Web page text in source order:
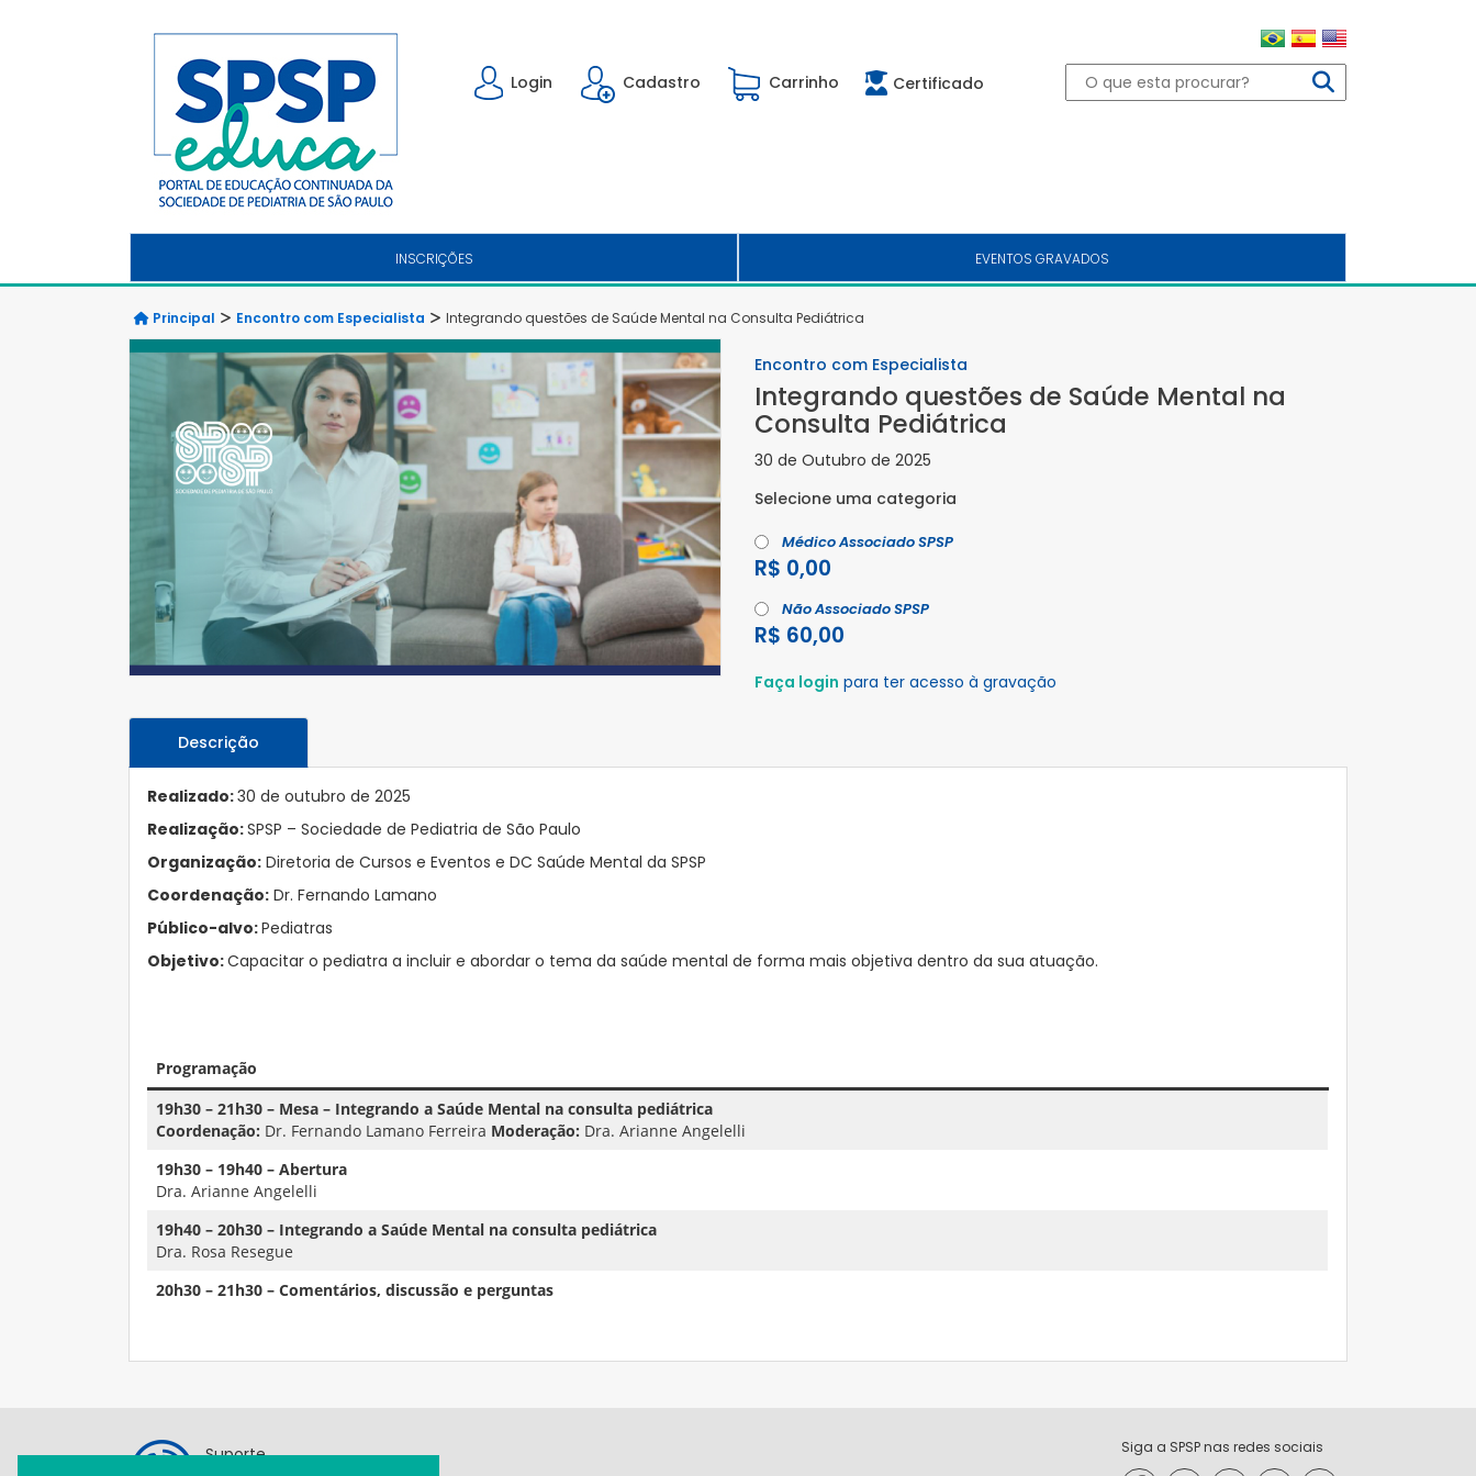
Login Cadastro Carrinho Certificado
INSCRIÇÕES EVENTOS GRAVADOS
Principal Encontro com Especialista Integrando questões de Saúde Mental na Consulta Pediátrica
Encontro com Especialista
Integrando questões de Saúde Mental na
Consulta Pediátrica
30 de Outubro de 2025
Selecione uma categoria
Médico Associado SPSP
R$ 0,00
Não Associado SPSP
R$ 60,00
Faça login para ter acesso à gravação
Descrição
Realizado:30 de outubro de 2025
Realização:SPSP – Sociedade de Pediatria de São Paulo
Organização: Diretoria de Cursos e Eventos e DC Saúde Mental da SPSP
Coordenação: Dr. Fernando Lamano
Público-alvo:Pediatras
Objetivo:Capacitar o pediatra a incluir e abordar o tema da saúde mental de forma mais objetiva dentro da sua atuação.
Programação
19h30 – 21h30 – Mesa – Integrando a Saúde Mental na consulta pediátrica
Coordenação: Dr. Fernando Lamano Ferreira Moderação: Dra. Arianne Angelelli
19h30 – 19h40 – Abertura
Dra. Arianne Angelelli
19h40 – 20h30 – Integrando a Saúde Mental na consulta pediátrica
Dra. Rosa Resegue
20h30 – 21h30 – Comentários, discussão e perguntas
Suporte Siga a SPSP nas redes sociais